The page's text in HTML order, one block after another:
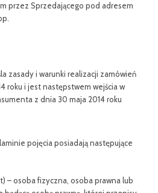
przez Sprzedającego pod adresem
zasady i warunki realizacji zamówień
roku i jest następstwem wejścia w
z dnia 30 maja 2014 roku
pojęcia posiadają następujące
– osoba fizyczna, osoba prawna lub